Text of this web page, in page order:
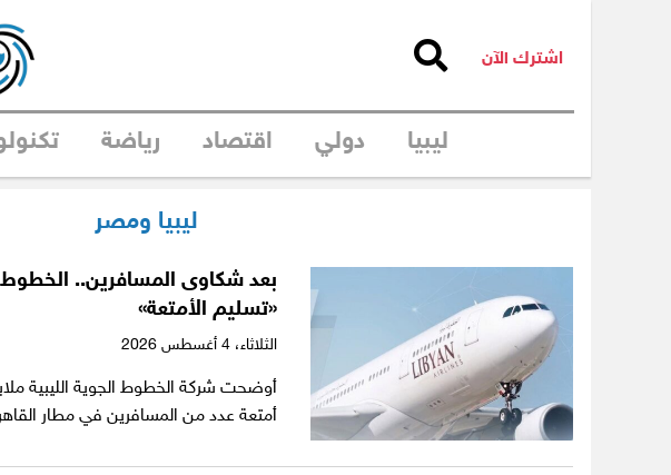
اشترك الآن
ليبيا دولي اقتصاد رياضة
ليبيا ومصر
بعد شكاوى المسافرين.. الخطوط
«تسليم الأمتعة»
الثلاثاء،
أوضحت شركة الخطوط الجوية الليبية
أمتعة عدد من المسافرين في مطار